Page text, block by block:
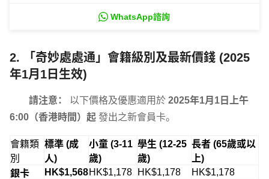
WhatsApp諮詢
2. 「奇妙處處通」會籍級別及最新價錢 (2025
年1月1日生效)
請注意： 以下價格及優惠適用於 2025年1月1日上午
6:00（香港時間）起 發出之新會員卡。
會籍類
別
標準 (成
人)
小童 (3-11
歲)
學生 (12-25
歲)
長者 (65歲或以
上)
銀卡
HK$1,568HK$1,178 HK$1,178
HK$1,178